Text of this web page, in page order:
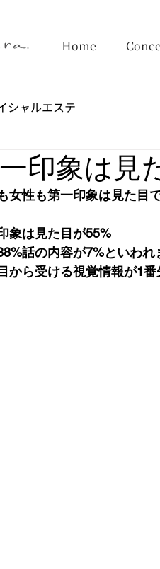
Home
シャルエステ
印象は見
女性も第一印象は見た目
象は見た目が55%
話の内容が7%といわれ
から受ける視覚情報が1